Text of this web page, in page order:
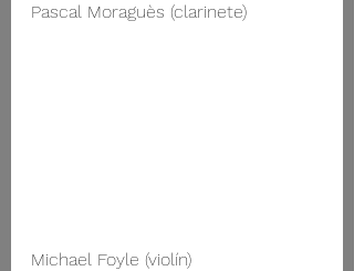
Pascal Moraguès (clarinete)
Michael Foyle (violín)